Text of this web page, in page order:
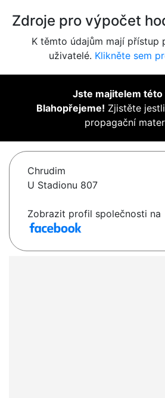
Zdroje pro výpočet
K těmto údajům mají přístup
uživatelé. Klikněte sem
Jste majitelem
Blahopřejeme! Zjistěte
propagační
Chrudim
U Stadionu 807
Zobrazit profil společnosti na